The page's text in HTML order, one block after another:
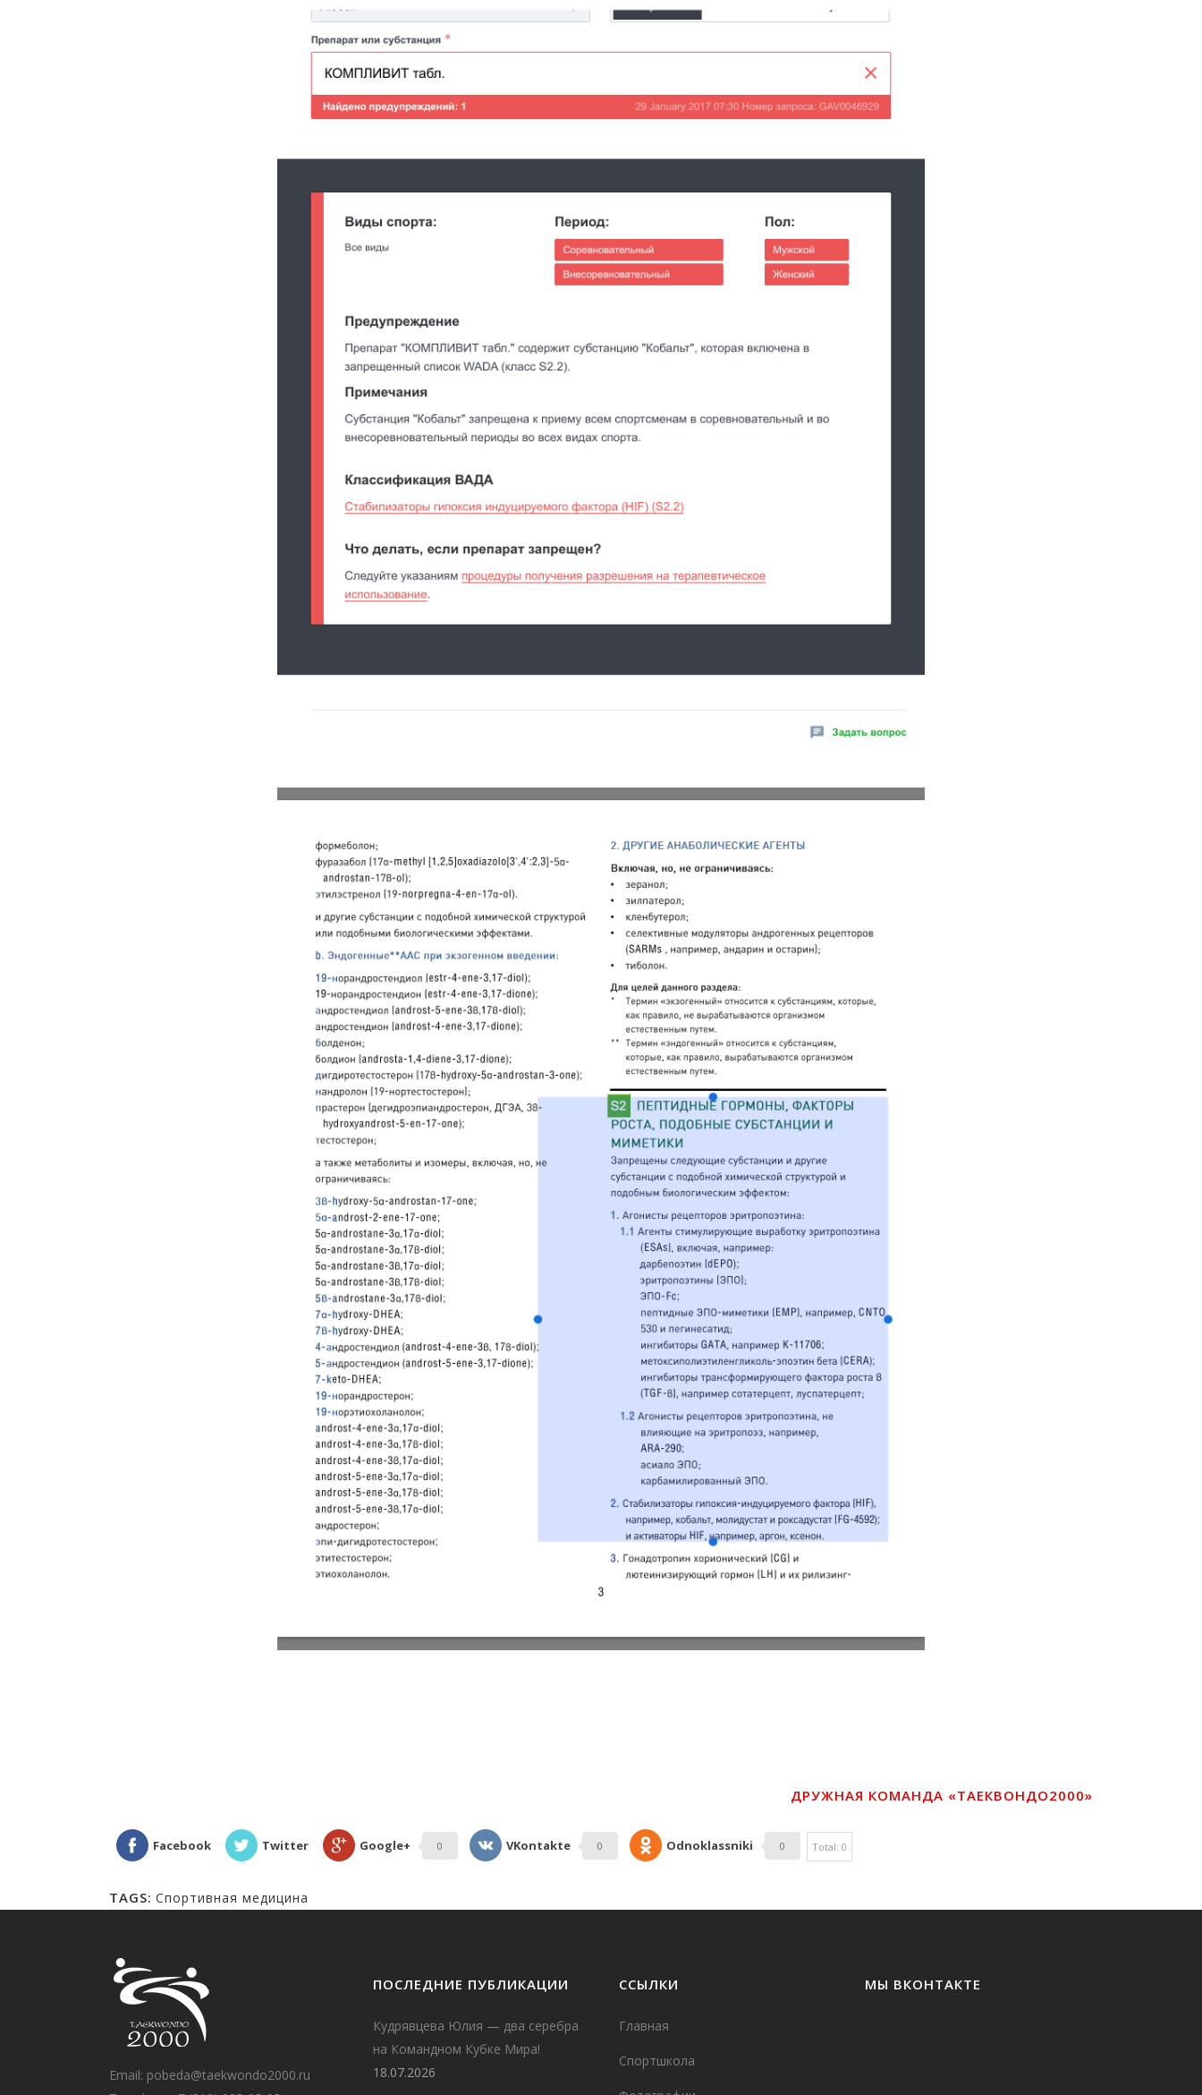
ДРУЖНАЯ КОМАНДА «ТАЕКВОНДО2000»
Facebook Twitter Google+ 0 VKontakte 0 Odnoklassniki 0 Total: 0
TAGS: Спортивная медицина
Email: pobeda@taekwondo2000.ru
ПОСЛЕДНИЕ ПУБЛИКАЦИИ
Кудрявцева Юлия — два серебра
на Командном Кубке Мира!
18.07.2026
ССЫЛКИ
Главная
Спортшкола
МЫ ВКОНТАКТЕ